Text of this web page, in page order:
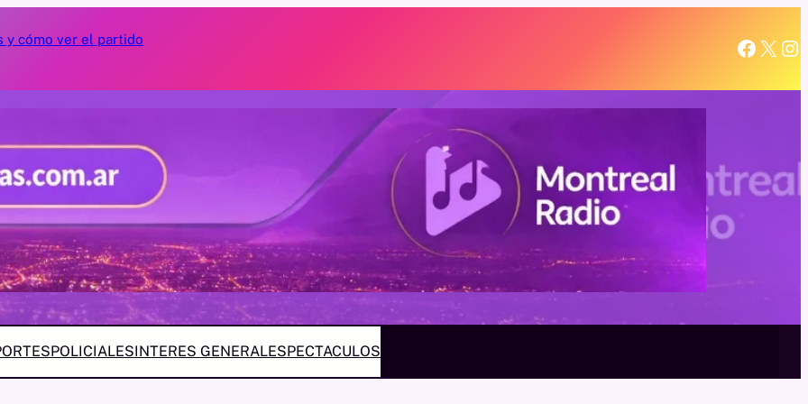
y cómo ver el partido
cómo es la parrilla argentina más grande de Asia y la curiosa historia de su
Facebook X Instagram
POLICIALESINTERES GENERALESPECTACULOS